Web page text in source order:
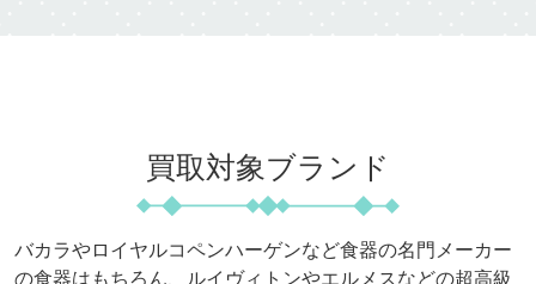
買取対象ブランド
バカラやロイヤルコペンハーゲンなど食器の名門メーカー
の食器はもちろん、 ルイヴィトンやエルメスなどの超高級